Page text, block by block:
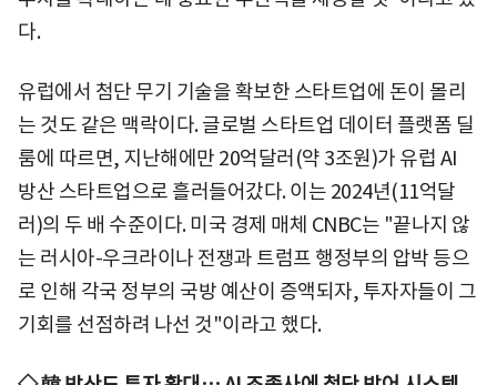
다.
유럽에서 첨단 무기 기술을 확보한 스타트업에 돈이 몰리
는 것도 같은 맥락이다. 글로벌 스타트업 데이터 플랫폼 딜
룸에 따르면, 지난해에만 20억달러(약 3조원)가 유럽 AI
방산 스타트업으로 흘러들어갔다. 이는 2024년(11억달
러)의 두 배 수준이다. 미국 경제 매체 CNBC는 "끝나지 않
는 러시아-우크라이나 전쟁과 트럼프 행정부의 압박 등으
로 인해 각국 정부의 국방 예산이 증액되자, 투자자들이 그
기회를 선점하려 나선 것"이라고 했다.